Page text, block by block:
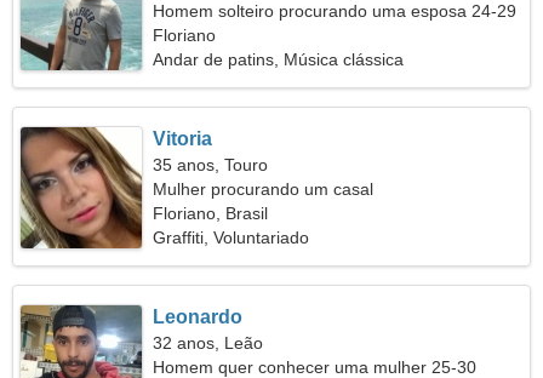
Homem solteiro procurando uma esposa 24-29
Floriano
Andar de patins, Música clássica
Vitoria
35 anos, Touro
Mulher procurando um casal
Floriano, Brasil
Graffiti, Voluntariado
Leonardo
32 anos, Leão
Homem quer conhecer uma mulher 25-30